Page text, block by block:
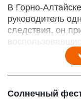
В Горно-
руководитель
следствия, он
Солнечный